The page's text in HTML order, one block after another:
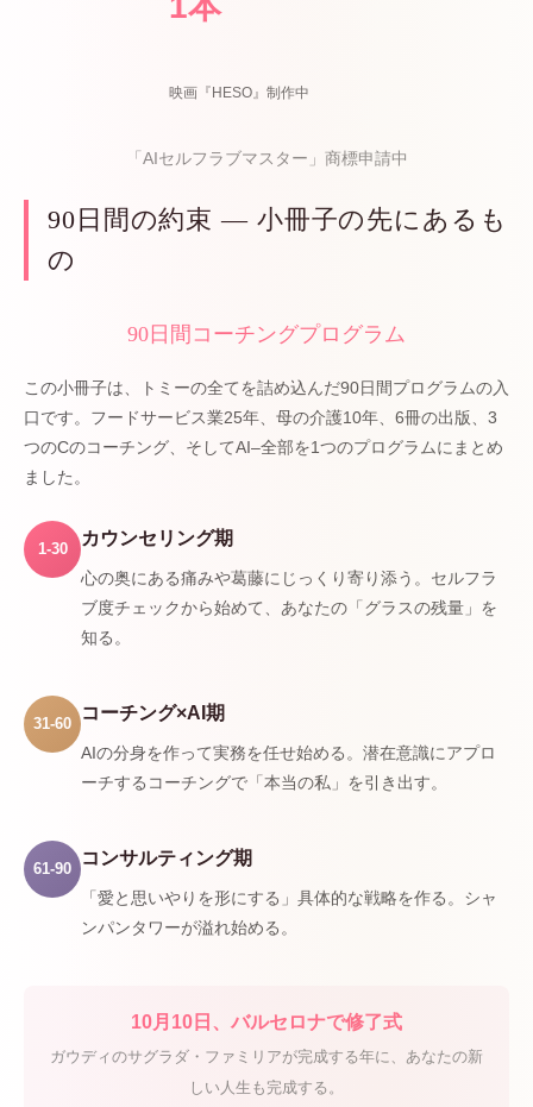
映画『HESO』制作中
「AIセルフラブマスター」商標申請中
90日間の約束 — 小冊子の先にあるも
の
90日間コーチングプログラム
この小冊子は、トミーの全てを詰め込んだ90日間プログラムの入
口です。フードサービス業25年、母の介護10年、6冊の出版、3
つのCのコーチング、そしてAI–全部を1つのプログラムにまとめ
ました。
1-30
カウンセリング期
心の奥にある痛みや葛藤にじっくり寄り添う。セルフラ
ブ度チェックから始めて、あなたの「グラスの残量」を
知る。
31-60
コーチング×AI期
AIの分身を作って実務を任せ始める。潜在意識にアプロ
ーチするコーチングで「本当の私」を引き出す。
61-90
コンサルティング期
「愛と思いやりを形にする」具体的な戦略を作る。シャ
ンパンタワーが溢れ始める。
10月10日、バルセロナで修了式
ガウディのサグラダ・ファミリアが完成する年に、あなたの新
しい人生も完成する。